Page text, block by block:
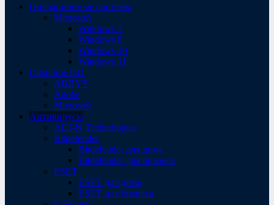
Операционные системы
Microsoft
Windows 7
Windows 8
Windows 10
Windows 11
Офисное ПО
ABBYY
Adobe
Microsoft
Антивирусы
ALT-N Technologies
Bitdefender
Bitdefender для дома
Bitdefender для бизнеса
ESET
ESET для дома
ESET для бизнеса